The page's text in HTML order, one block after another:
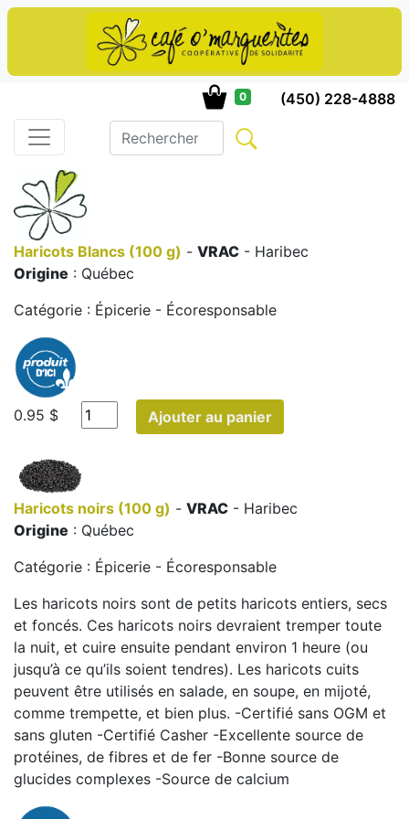
0 (450) 228-4888
Haricots Blancs (100 g) - VRAC - Haribec
Origine : Québec
Catégorie : Épicerie - Écoresponsable
0.95 $ Ajouter au panier
Haricots noirs (100 g) - VRAC - Haribec
Origine : Québec
Catégorie : Épicerie - Écoresponsable
Les haricots noirs sont de petits haricots entiers, secs
et foncés. Ces haricots noirs devraient tremper toute
la nuit, et cuire ensuite pendant environ 1 heure (ou
jusqu’à ce qu’ils soient tendres). Les haricots cuits
peuvent être utilisés en salade, en soupe, en mijoté,
comme trempette, et bien plus. -Certifié sans OGM et
sans gluten -Certifié Casher -Excellente source de
protéines, de fibres et de fer -Bonne source de
glucides complexes -Source de calcium